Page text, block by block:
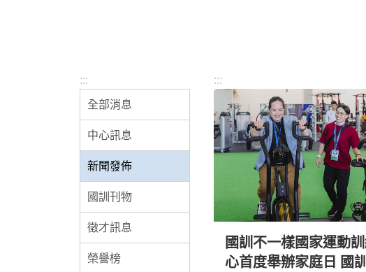
:::
全部消息
中心訊息
新聞發佈
國訓刊物
徵才訊息
榮譽榜
:::
國訓不一樣國家運動
心首度舉辦家庭日 國